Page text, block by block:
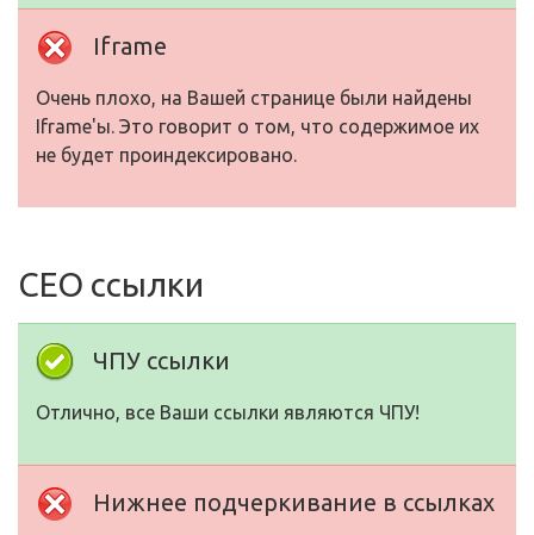
Iframe
Очень плохо, на Вашей странице были найдены
Iframe'ы. Это говорит о том, что содержимое их
не будет проиндексировано.
СЕО ссылки
ЧПУ ссылки
Отлично, все Ваши ссылки являются ЧПУ!
Нижнее подчеркивание в ссылках